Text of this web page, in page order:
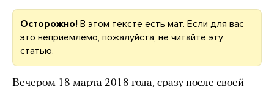
Осторожно! В этом тексте есть мат. Если для вас
это неприемлемо, пожалуйста, не читайте эту
статью.
Вечером 18 марта 2018 года, сразу после своей